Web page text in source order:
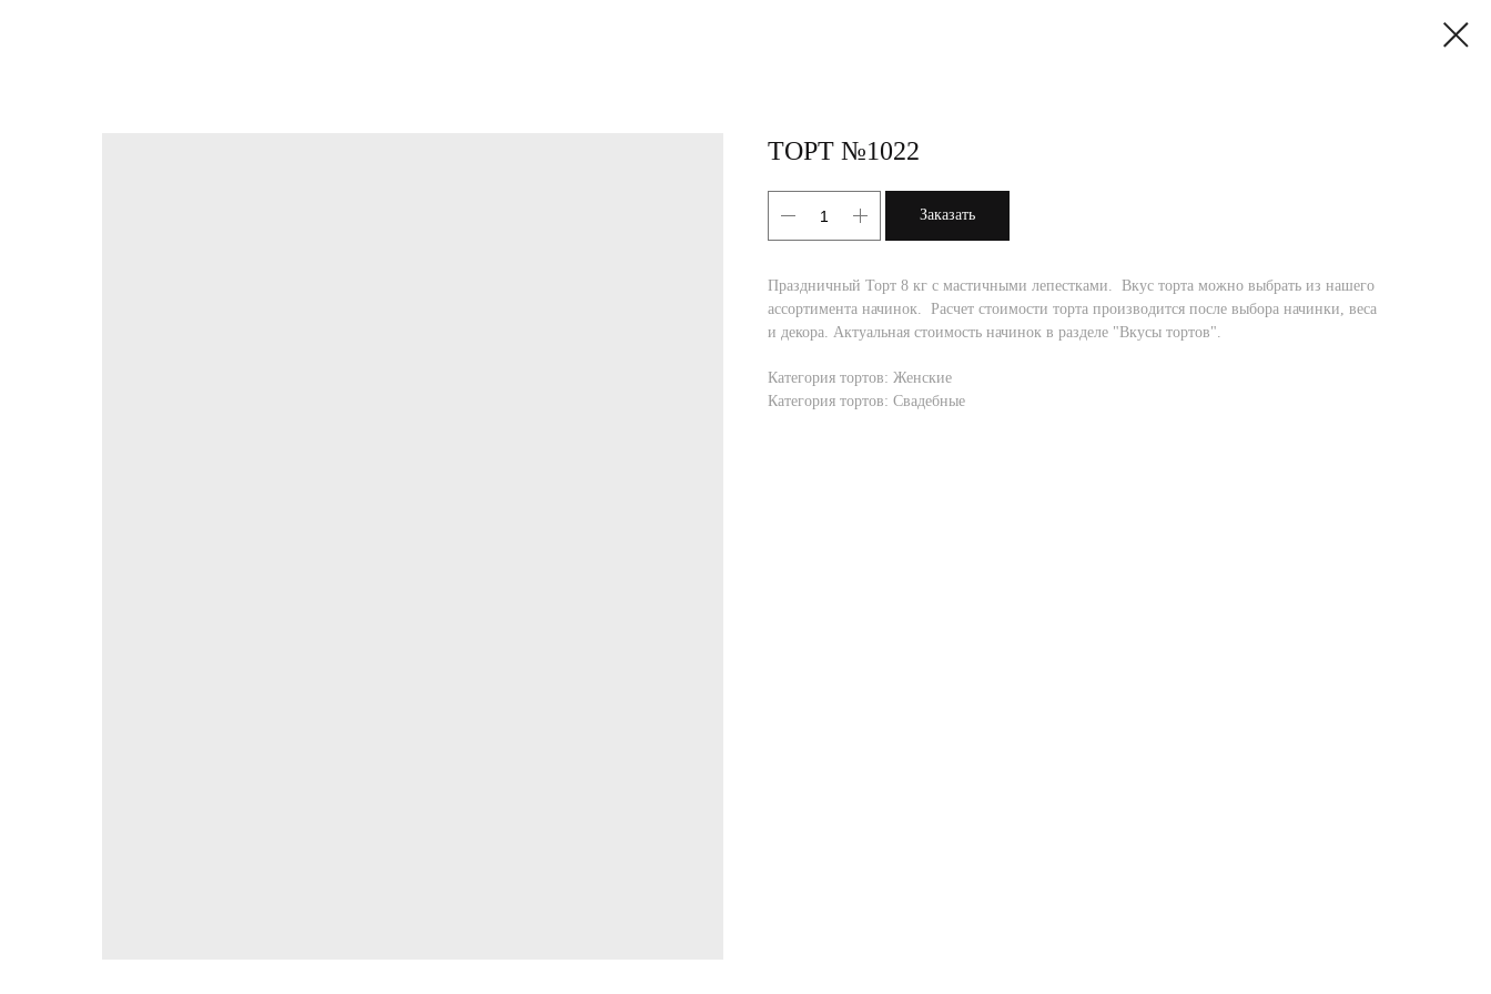
ТОРТ №1022
Заказать
Праздничный Торт 8 кг с мастичными лепестками. Вкус торта можно выбрать из нашего
ассортимента начинок. Расчет стоимости торта производится после выбора начинки, веса
и декора. Актуальная стоимость начинок в разделе "Вкусы тортов".
Категория тортов: Женские
Категория тортов: Свадебные